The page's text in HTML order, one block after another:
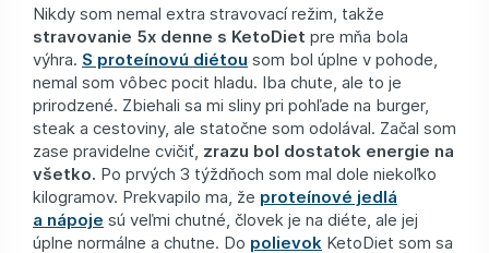
Nikdy som nemal extra stravovací režim, takže
stravovanie 5x denne s KetoDiet pre mňa bola
výhra. S proteínovú diétou som bol úplne v pohode,
nemal som vôbec pocit hladu. Iba chute, ale to je
prirodzené. Zbiehali sa mi sliny pri pohľade na burger,
steak a cestoviny, ale statočne som odolával. Začal som
zase pravidelne cvičiť, zrazu bol dostatok energie na
všetko. Po prvých 3 týždňoch som mal dole niekoľko
kilogramov. Prekvapilo ma, že proteínové jedlá
a nápoje sú veľmi chutné, človek je na diéte, ale jej
úplne normálne a chutne. Do polievok KetoDiet som sa